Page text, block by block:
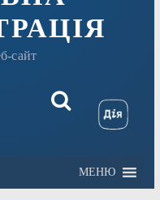
сайт
МЕНЮ